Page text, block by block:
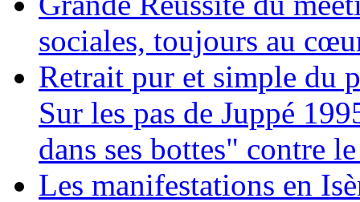
sociales, toujours au
Retrait pur et simple du
Sur les pas de Juppé
dans ses bottes" contre
Les manifestations en